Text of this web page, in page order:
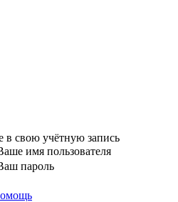
в свою учётную запись
имя пользователя
пароль